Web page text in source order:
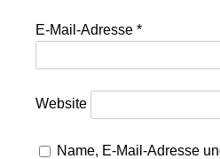
E-Mail-Adresse*
Website
Name, E-Mail-Adresse